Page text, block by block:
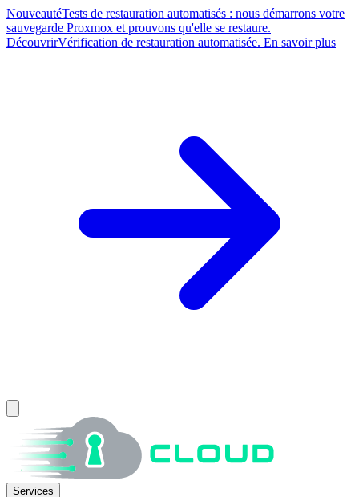
NouveautéTests de restauration automatisés : nous démarrons votre
sauvegarde Proxmox et prouvons qu'elle se restaure.
DécouvrirVérification de restauration automatisée. En savoir plus
Services